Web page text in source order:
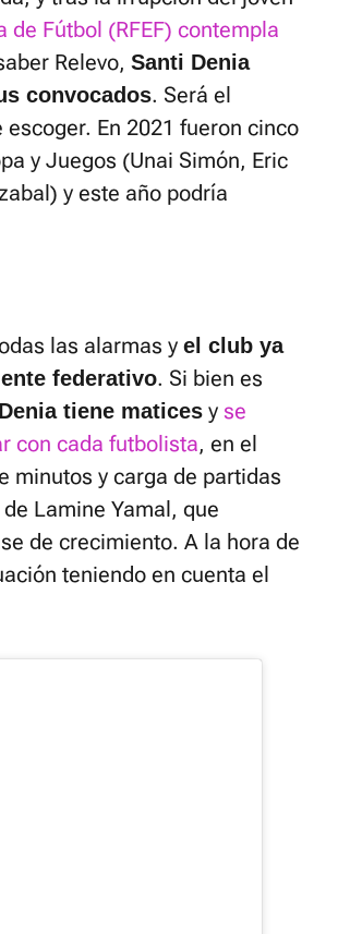
de Fútbol (RFEF) contempla
Relevo, Santi Denia
convocados. Será el
En 2021 fueron cinco
y Juegos (Unai Simón, Eric
y este año podría
las alarmas y el club ya
federativo. Si bien es
tiene matices y se
con cada futbolista, en el
minutos y carga de partidas
Lamine Yamal, que
de crecimiento. A la hora de
teniendo en cuenta el